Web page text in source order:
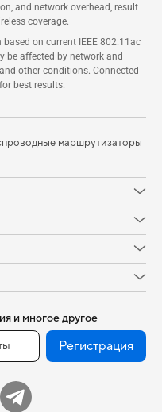
and network overhead, result
coverage.
on current IEEE 802.11ac
be affected by network and
other conditions. Connected
best results.
маршрутизаторы
и многое другое
Регистрация